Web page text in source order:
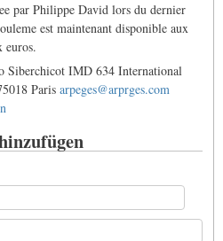
par Philippe David lors du dernier
est maintenant disponible aux
euros.
Siberchicot IMD 634 International
Paris arpeges@arprges.com